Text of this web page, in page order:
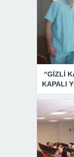
“GİZLİ
KAPALI